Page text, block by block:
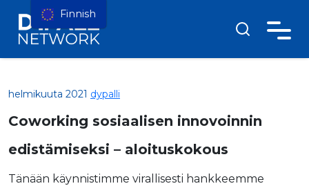
helmikuuta 2021 dypalli
Coworking sosiaalisen innovoinnin
edistämiseksi – aloituskokous
Tänään käynnistimme virallisesti hankkeemme
Finnish